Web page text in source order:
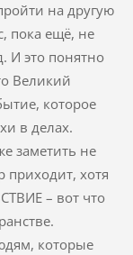
на другую
пока ещё, не
И это понятно
Великий
которое
в делах.
заметить не
хотя
– вот что
которые